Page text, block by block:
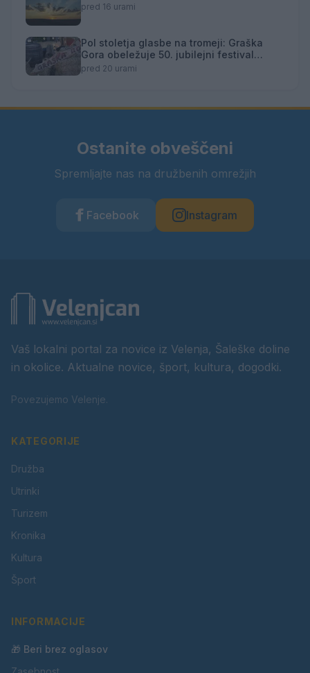
pred 16 urami
Pol stoletja glasbe na tromeji: Graška
Gora obeležuje 50. jubilejni festival
narodno-zabavne glasbe
pred 20 urami
Ostanite obveščeni
Spremljajte nas na družbenih omrežjih
Facebook Instagram
Vaš lokalni portal za novice iz Velenja, Šaleške doline
in okolice. Aktualne novice, šport, kultura, dogodki.
Povezujemo Velenje.
KATEGORIJE
Družba
Utrinki
Turizem
Kronika
Kultura
Šport
INFORMACIJE
🎁 Beri brez oglasov